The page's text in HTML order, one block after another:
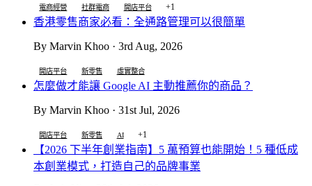
電商經營 社群電商 開店平台 +1
香港零售商家必看：全通路管理可以很簡單
By Marvin Khoo · 3rd Aug, 2026
開店平台 新零售 虛實整合
怎麼做才能讓 Google AI 主動推薦你的商品？
By Marvin Khoo · 31st Jul, 2026
開店平台 新零售 AI +1
【2026 下半年創業指南】5 萬預算也能開始！5 種低成
本創業模式，打造自己的品牌事業